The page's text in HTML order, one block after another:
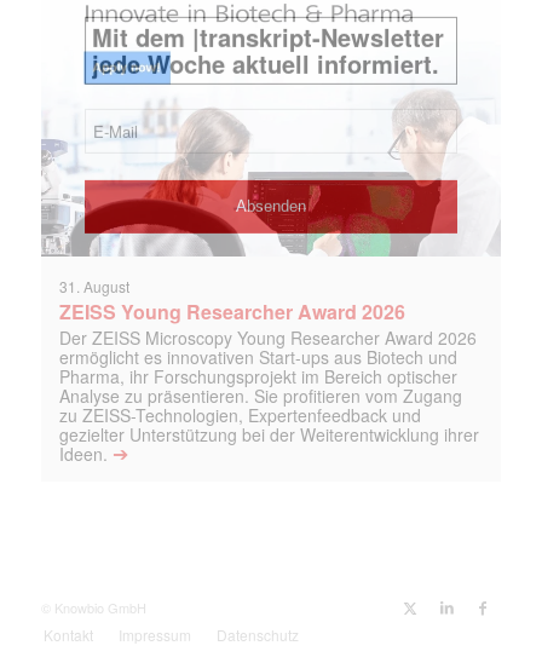
31. August
ZEISS Young Researcher Award 2026
Der ZEISS Microscopy Young Researcher Award 2026
ermöglicht es innovativen Start-ups aus Biotech und
Pharma, ihr Forschungsprojekt im Bereich optischer
Analyse zu präsentieren. Sie profitieren vom Zugang
zu ZEISS-Technologien, Expertenfeedback und
gezielter Unterstützung bei der Weiterentwicklung ihrer
Ideen. ➔
© Knowbio GmbH
Kontakt Impressum Datenschutz